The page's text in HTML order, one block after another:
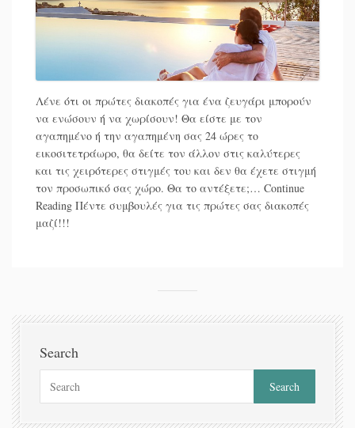
Λένε ότι οι πρώτες διακοπές για ένα ζευγάρι μπορούν
να ενώσουν ή να χωρίσουν! Θα είστε με τον
αγαπημένο ή την αγαπημένη σας 24 ώρες το
εικοσιτετράωρο, θα δείτε τον άλλον στις καλύτερες
και τις χειρότερες στιγμές του και δεν θα έχετε στιγμή
τον προσωπικό σας χώρο. Θα το αντέξετε;… Continue
Reading Πέντε συμβουλές για τις πρώτες σας διακοπές
μαζί!!!
Search